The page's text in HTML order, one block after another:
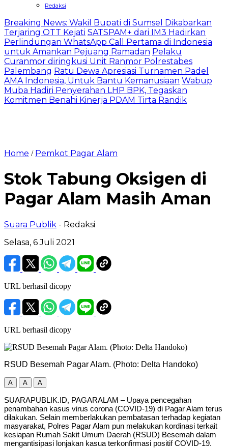
Redaksi
Breaking News: Wakil Bupati di Sumsel Dikabarkan
Terjaring OTT Kejati SATSPAM+ dari IM3 Hadirkan
Perlindungan WhatsApp Call Pertama di Indonesia
untuk Amankan Pejuang Ramadan Pelaku
Curanmor diringkusi Unit Ranmor Polrestabes
Palembang Ratu Dewa Apresiasi Turnamen Padel
AMA Indonesia, Untuk Bantu Kemanusiaan Wabup
Muba Hadiri Penyerahan LHP BPK, Tegaskan
Komitmen Benahi Kinerja PDAM Tirta Randik
Home / Pemkot Pagar Alam
Stok Tabung Oksigen di
Pagar Alam Masih Aman
Suara Publik - Redaksi
Selasa, 6 Juli 2021
URL berhasil dicopy
URL berhasil dicopy
RSUD Besemah Pagar Alam. (Photo: Delta Handoko)
A A A
SUARAPUBLIK.ID, PAGARALAM – Upaya pencegahan
penambahan kasus virus corona (COVID-19) di Pagar Alam terus
dilakukan. Selain memberlakukan pembatasan terhadap kegiatan
masyarakat, Polres Pagar Alam pun melakukan kordinasi terkait
kesiapan Rumah Sakit Umum Daerah (RSUD) Besemah dalam
mengantisipasi lonjakan kasua terkonfirmasi positif COVID-19.